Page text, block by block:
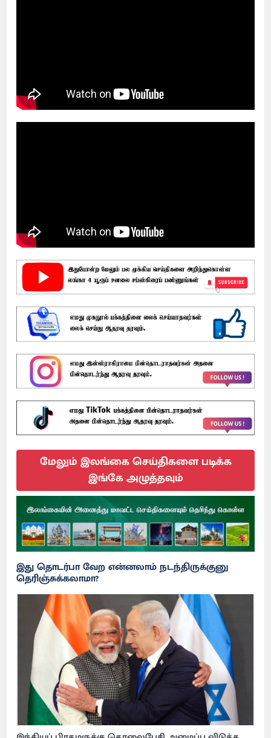
மேலும் இலங்கை செய்திகளை படிக்க
இங்கே அழுத்தவும்
இது தொடர்பா வேற என்னலாம் நடந்திருக்குனு
தெரிஞ்சுக்கலாமா?